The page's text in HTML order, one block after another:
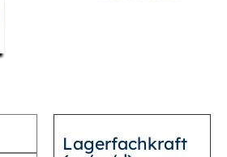
Lagerfachkraft